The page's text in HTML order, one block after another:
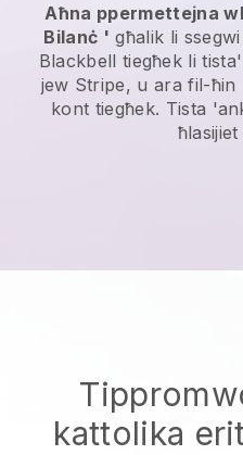
Aħna ppermettejna
Bilanċ ' għalik li
Blackbell tiegħek li
jew Stripe, u ara fil-
kont tiegħek. Tista
kattolika